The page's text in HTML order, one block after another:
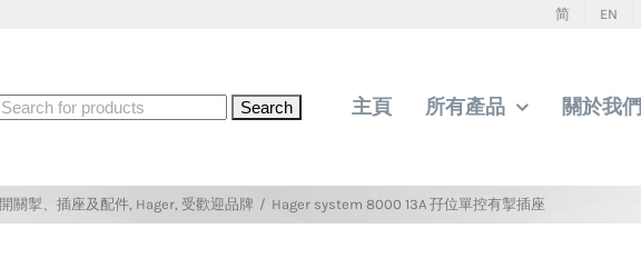
简 EN
主頁 所有產品 關於我們
Search
開關掣、插座及配件, Hager, 受歡迎品牌 / Hager system 8000 13A 孖位單控有掣插座